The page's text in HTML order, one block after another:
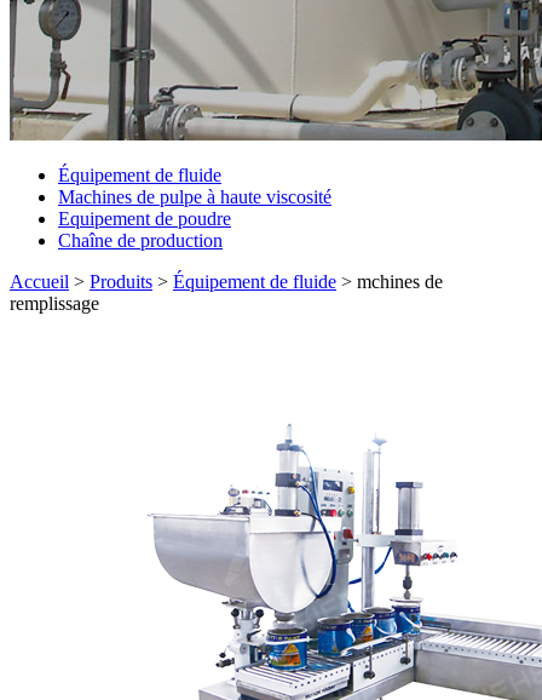
Équipement de fluide
Machines de pulpe à haute viscosité
Equipement de poudre
Chaîne de production
Accueil > Produits > Équipement de fluide > mchines de
remplissage